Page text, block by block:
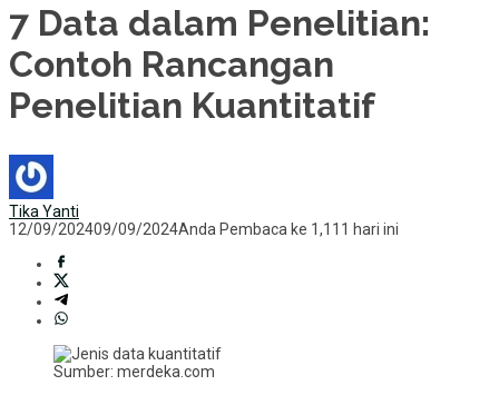
7 Data dalam Penelitian:
Contoh Rancangan
Penelitian Kuantitatif
Tika Yanti
12/09/202409/09/2024Anda Pembaca ke 1,111 hari ini
Sumber: merdeka.com